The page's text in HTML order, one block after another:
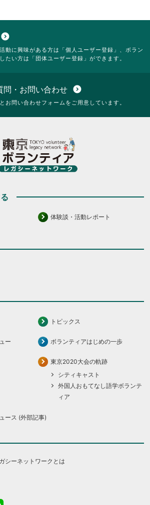
expand_circle_down
動に興味がある方は「個人ユーザー登録」、ボラン
たい方は「団体ユーザー登録」ができます。
問・お問い合わせ expand_circle_down
お問い合わせフォームをご用意しています。
体験談・活動レポート
トピックス
ー ボランティアはじめの一歩
東京2020大会の軌跡
シティキャスト
外国人おもてなし語学ボランテ
ィア
ース (外部記事)
シーネットワークとは